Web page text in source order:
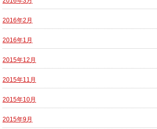
2016年2月
2016年1月
2015年12月
2015年11月
2015年10月
2015年9月